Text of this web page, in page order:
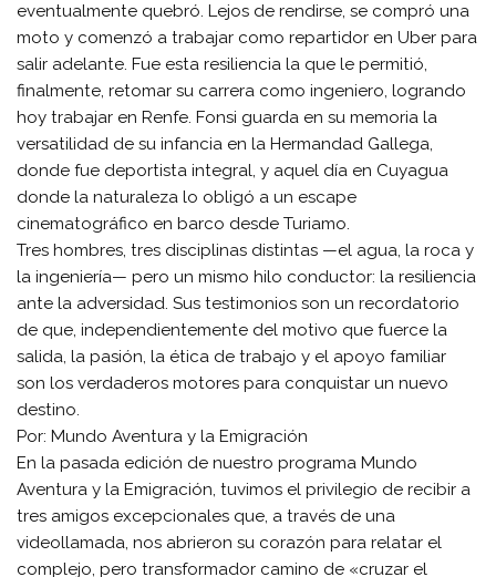
eventualmente quebró. Lejos de rendirse, se compró una
moto y comenzó a trabajar como repartidor en Uber para
salir adelante. Fue esta resiliencia la que le permitió,
finalmente, retomar su carrera como ingeniero, logrando
hoy trabajar en Renfe. Fonsi guarda en su memoria la
versatilidad de su infancia en la Hermandad Gallega,
donde fue deportista integral, y aquel día en Cuyagua
donde la naturaleza lo obligó a un escape
cinematográfico en barco desde Turiamo.
​Tres hombres, tres disciplinas distintas —el agua, la roca y
la ingeniería— pero un mismo hilo conductor: la resiliencia
ante la adversidad. Sus testimonios son un recordatorio
de que, independientemente del motivo que fuerce la
salida, la pasión, la ética de trabajo y el apoyo familiar
son los verdaderos motores para conquistar un nuevo
destino.
​Por: Mundo Aventura y la Emigración
​En la pasada edición de nuestro programa Mundo
Aventura y la Emigración, tuvimos el privilegio de recibir a
tres amigos excepcionales que, a través de una
videollamada, nos abrieron su corazón para relatar el
complejo, pero transformador camino de «cruzar el